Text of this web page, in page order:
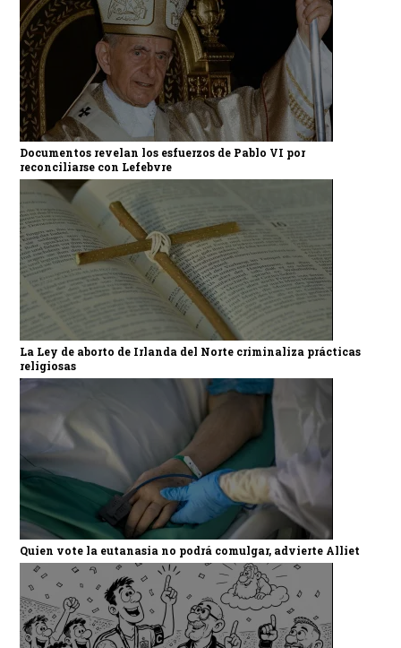
Documentos revelan los esfuerzos de Pablo VI por
reconciliarse con Lefebvre
La Ley de aborto de Irlanda del Norte criminaliza prácticas
religiosas
Quien vote la eutanasia no podrá comulgar, advierte Alliet